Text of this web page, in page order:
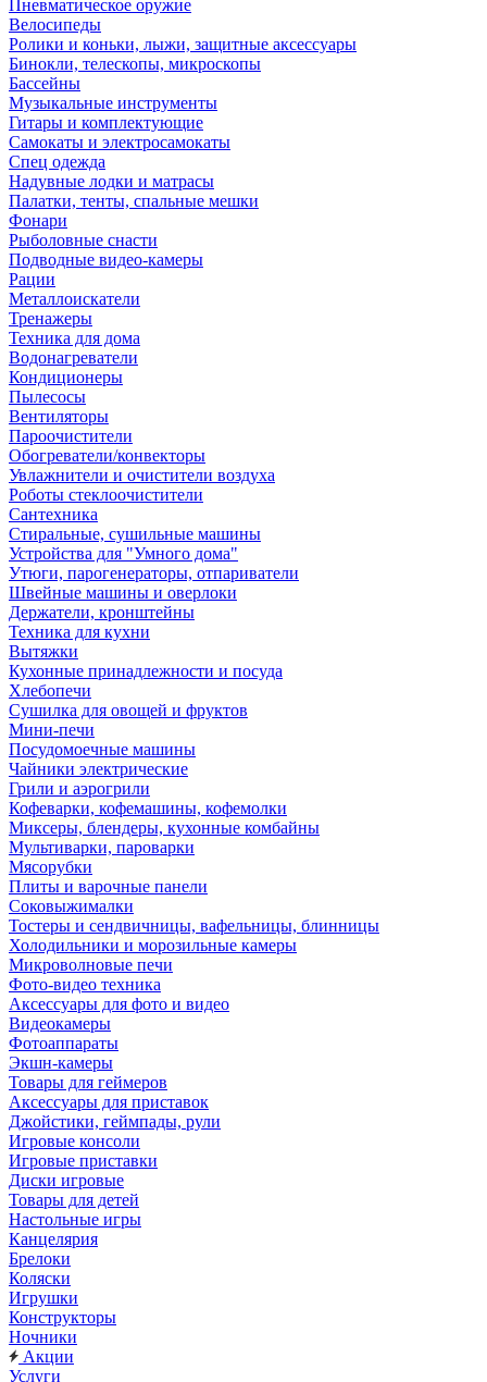
Пневматическое оружие
Велосипеды
Ролики и коньки, лыжи, защитные аксессуары
Бинокли, телескопы, микроскопы
Бассейны
Музыкальные инструменты
Гитары и комплектующие
Самокаты и электросамокаты
Спец одежда
Надувные лодки и матрасы
Палатки, тенты, спальные мешки
Фонари
Рыболовные снасти
Подводные видео-камеры
Рации
Металлоискатели
Тренажеры
Техника для дома
Водонагреватели
Кондиционеры
Пылесосы
Вентиляторы
Пароочистители
Обогреватели/конвекторы
Увлажнители и очистители воздуха
Роботы стеклоочистители
Сантехника
Стиральные, сушильные машины
Устройства для "Умного дома"
Утюги, парогенераторы, отпариватели
Швейные машины и оверлоки
Держатели, кронштейны
Техника для кухни
Вытяжки
Кухонные принадлежности и посуда
Хлебопечи
Сушилка для овощей и фруктов
Мини-печи
Посудомоечные машины
Чайники электрические
Грили и аэрогрили
Кофеварки, кофемашины, кофемолки
Миксеры, блендеры, кухонные комбайны
Мультиварки, пароварки
Мясорубки
Плиты и варочные панели
Соковыжималки
Тостеры и сендвичницы, вафельницы, блинницы
Холодильники и морозильные камеры
Микроволновые печи
Фото-видео техника
Аксессуары для фото и видео
Видеокамеры
Фотоаппараты
Экшн-камеры
Товары для геймеров
Аксессуары для приставок
Джойстики, геймпады, рули
Игровые консоли
Игровые приставки
Диски игровые
Товары для детей
Настольные игры
Канцелярия
Брелоки
Коляски
Игрушки
Конструкторы
Ночники
Акции
Услуги